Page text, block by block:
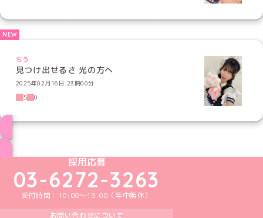
ちう
見つけ出せるさ 光の方へ
2025年02月16日 23時00分
5
0
めいどりーみんTikTok公式アカウント
めいどりーみんX公式アカウント
めいどりーみんInstagram公式アカウント
めいどりーみんFacebook公式アカウン
めいどりーみんYouTube公式アカ
採用応募
03-6272-3263
受付時間：10:00～19:00（年中無休）
お問い合わせについて